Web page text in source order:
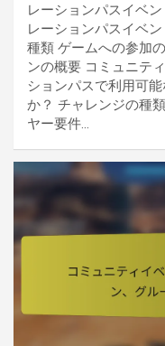
レーションパスイベ
レーションパスイベ
種類 ゲームへの参加
ンの概要 コミュニテ
ションパスで利用可
か？ チャレンジの種
ヤー要件…